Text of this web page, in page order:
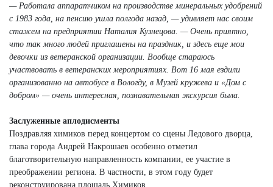
— Работала аппаратчиком на производстве минеральных удобрений
с 1983 года, на пенсию ушла полгода назад, — удивляет нас своим
стажем на предприятии Наталия Кузнецова. — Очень приятно,
что так много людей приглашены на праздник, и здесь еще мои
девочки из ветеранской организации. Вообще стараюсь
участвовать в ветеранских мероприятиях. Вот 16 мая ездили
организованно на автобусе в Вологду, в Музей кружева и «Дом с
добром» — очень интересная, познавательная экскурсия была.
Заслуженные аплодисменты
Поздравляя химиков перед концертом со сцены Ледового дворца,
глава города Андрей Накрошаев особенно отметил
благотворительную направленность компании, ее участие в
преображении региона. В частности, в этом году будет
реконструирована площадь Химиков.